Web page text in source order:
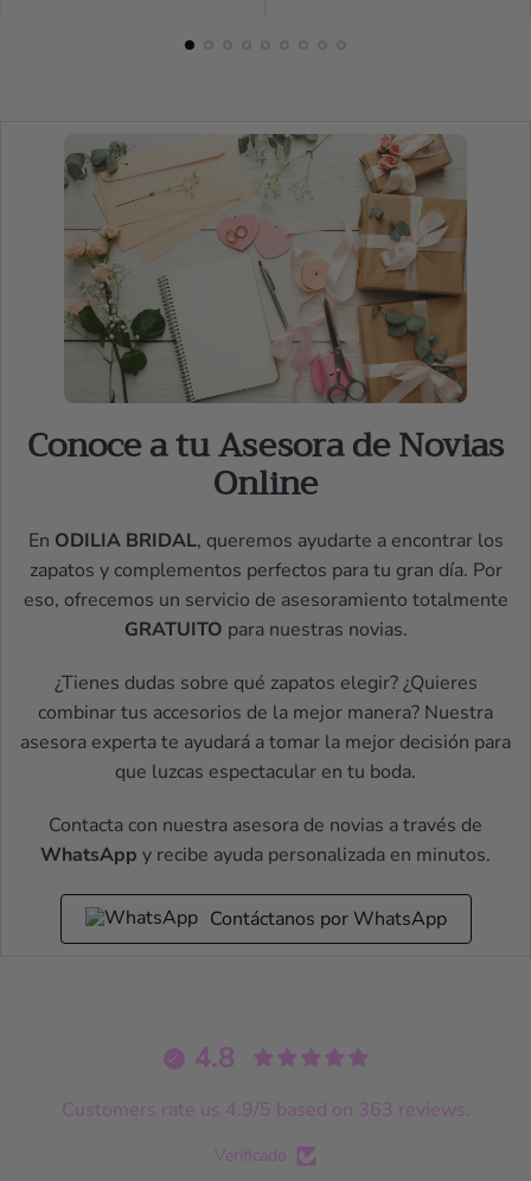
Conoce a tu Asesora de Novias
Online
En ODILIA BRIDAL, queremos ayudarte a encontrar los
zapatos y complementos perfectos para tu gran día. Por
eso, ofrecemos un servicio de asesoramiento totalmente
GRATUITO para nuestras novias.
¿Tienes dudas sobre qué zapatos elegir? ¿Quieres
combinar tus accesorios de la mejor manera? Nuestra
asesora experta te ayudará a tomar la mejor decisión para
que luzcas espectacular en tu boda.
Contacta con nuestra asesora de novias a través de
WhatsApp y recibe ayuda personalizada en minutos.
Contáctanos por WhatsApp
4.8
Customers rate us 4.9/5 based on 363 reviews.
Verificado